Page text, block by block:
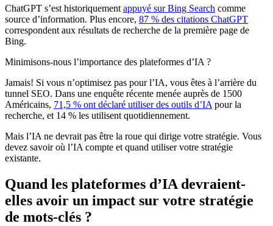
ChatGPT s’est historiquementappuyé sur Bing Search comme
source d’information. Plus encore, 87 % des citations ChatGPT
correspondent aux résultats de recherche de la première page de
Bing.
Minimisons-nous l’importance des plateformes d’IA ?
Jamais! Si vous n’optimisez pas pour l’IA, vous êtes à l’arrière du
tunnel SEO. Dans une enquête récente menée auprès de 1500
Américains, 71,5 % ont déclaré utiliser des outils d’IApour la
recherche, et 14 % les utilisent quotidiennement.
Mais l’IA ne devrait pas être la roue qui dirige votre stratégie. Vous
devez savoir où l’IA compte et quand utiliser votre stratégie
existante.
Quand les plateformes d’IA devraient-
elles avoir un impact sur votre stratégie
de mots-clés ?